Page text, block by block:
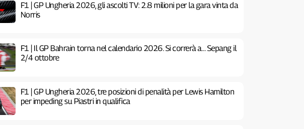
F1 | GP Ungheria 2026, gli ascolti TV: 2.8 milioni per la gara vinta da
Norris
F1 | Il GP Bahrain torna nel calendario 2026. Si correrà a… Sepang il
2/4 ottobre
F1 | GP Ungheria 2026, tre posizioni di penalità per Lewis Hamilton
per impeding su Piastri in qualifica